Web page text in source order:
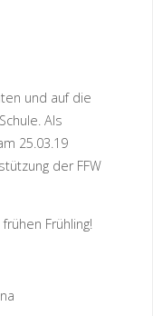
und auf die
Als
25.03.19
der FFW
Frühling!